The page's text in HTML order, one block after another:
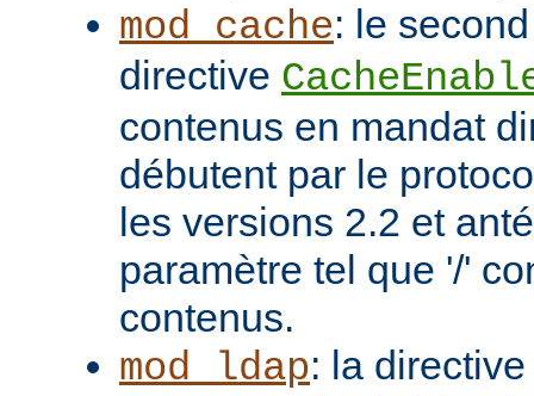
mod_cache: le
directive
contenus en mandat
débutent par le
les versions 2.2 et
paramètre tel que '/'
contenus.
mod_ldap: la directive